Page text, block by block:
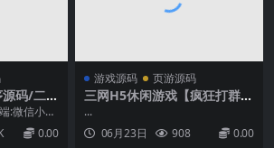
码/二手
:微信小程
、车型管
户联系...0.00
游戏源码 页游源码
三网H5休闲游戏【疯狂打群架
H5】6月最新整理Linux手工
服务端+Win一键服务端+解压
即玩+简易安卓客户端+详细搭
...
06月23日
908 0.00